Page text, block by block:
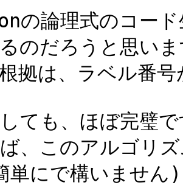
の論理式のコー
のだろうと思い
拠は、ラベル番
ても、ほぼ完璧
、このアルゴリ
単にで構いません)